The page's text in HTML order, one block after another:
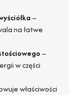
–
na łatwe
–
w części
właściwości